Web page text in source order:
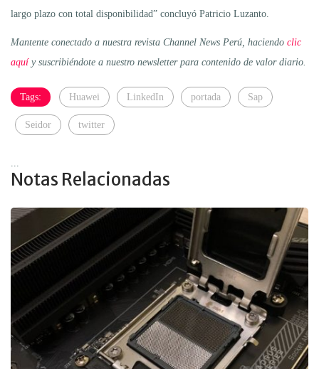
largo plazo con total disponibilidad” concluyó Patricio Luzanto.
Mantente conectado a nuestra revista Channel News Perú, haciendo clic
aquíy suscribiéndote a nuestro newsletter para contenido de valor diario.
Tags: Huawei LinkedIn portada Sap
Seidor twitter
Notas Relacionadas